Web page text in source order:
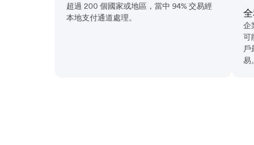
超過 200 個國家或地區，當中 94% 交易經
本地支付通道處理。
企
可
戶
易。